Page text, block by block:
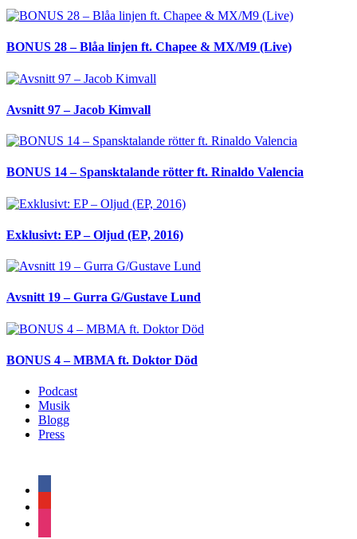
BONUS 28 – Blåa linjen ft. Chapee & MX/M9 (Live)
Avsnitt 97 – Jacob Kimvall
BONUS 14 – Spansktalande rötter ft. Rinaldo Valencia
Exklusivt: EP – Oljud (EP, 2016)
Avsnitt 19 – Gurra G/Gustave Lund
BONUS 4 – MBMA ft. Doktor Död
Podcast
Musik
Blogg
Press